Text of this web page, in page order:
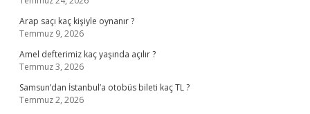
Arap saçı kaç kişiyle oynanır ?
Temmuz 9, 2026
Amel defterimiz kaç yaşında açılır ?
Temmuz 3, 2026
Samsun’dan İstanbul’a otobüs bileti kaç TL ?
Temmuz 2, 2026